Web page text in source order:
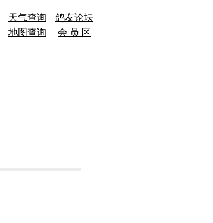
天气查询
鸽友论坛
地图查询 会 员 区